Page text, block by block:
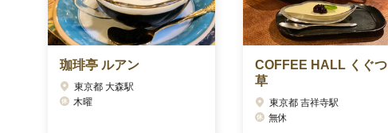
珈琲亭 ルアン
東京都 大森駅
木曜
COFFEE HALL くぐつ
草
東京都 吉祥寺駅
無休